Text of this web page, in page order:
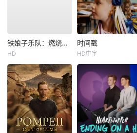
铁娘子乐队：燃烧雄心
HD
时间戳
HD中字